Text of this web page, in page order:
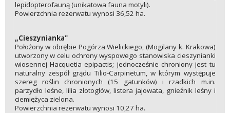
lepidopterofauną (unikatowa fauna motyli).
Powierzchnia rezerwatu wynosi 36,52 ha.
„Cieszynianka"
Położony w obrębie Pogórza Wielickiego, (Mogilany k. Krakowa)
utworzony w celu ochrony wyspowego stanowiska cieszynianki
wiosennej Hacquetia epipactis; jednocześnie chroniony jest tu
naturalny zespół grądu Tilio-Carpinetum, w którym występuje
szereg roślin chronionych (15 gatunków) i rzadkich m.in.
parzydło leśne, lilia złotogłów, listera jajowata, gnieźnik leśny i
ciemiężyca zielona.
Powierzchnia rezerwatu wynosi 10,27 ha.